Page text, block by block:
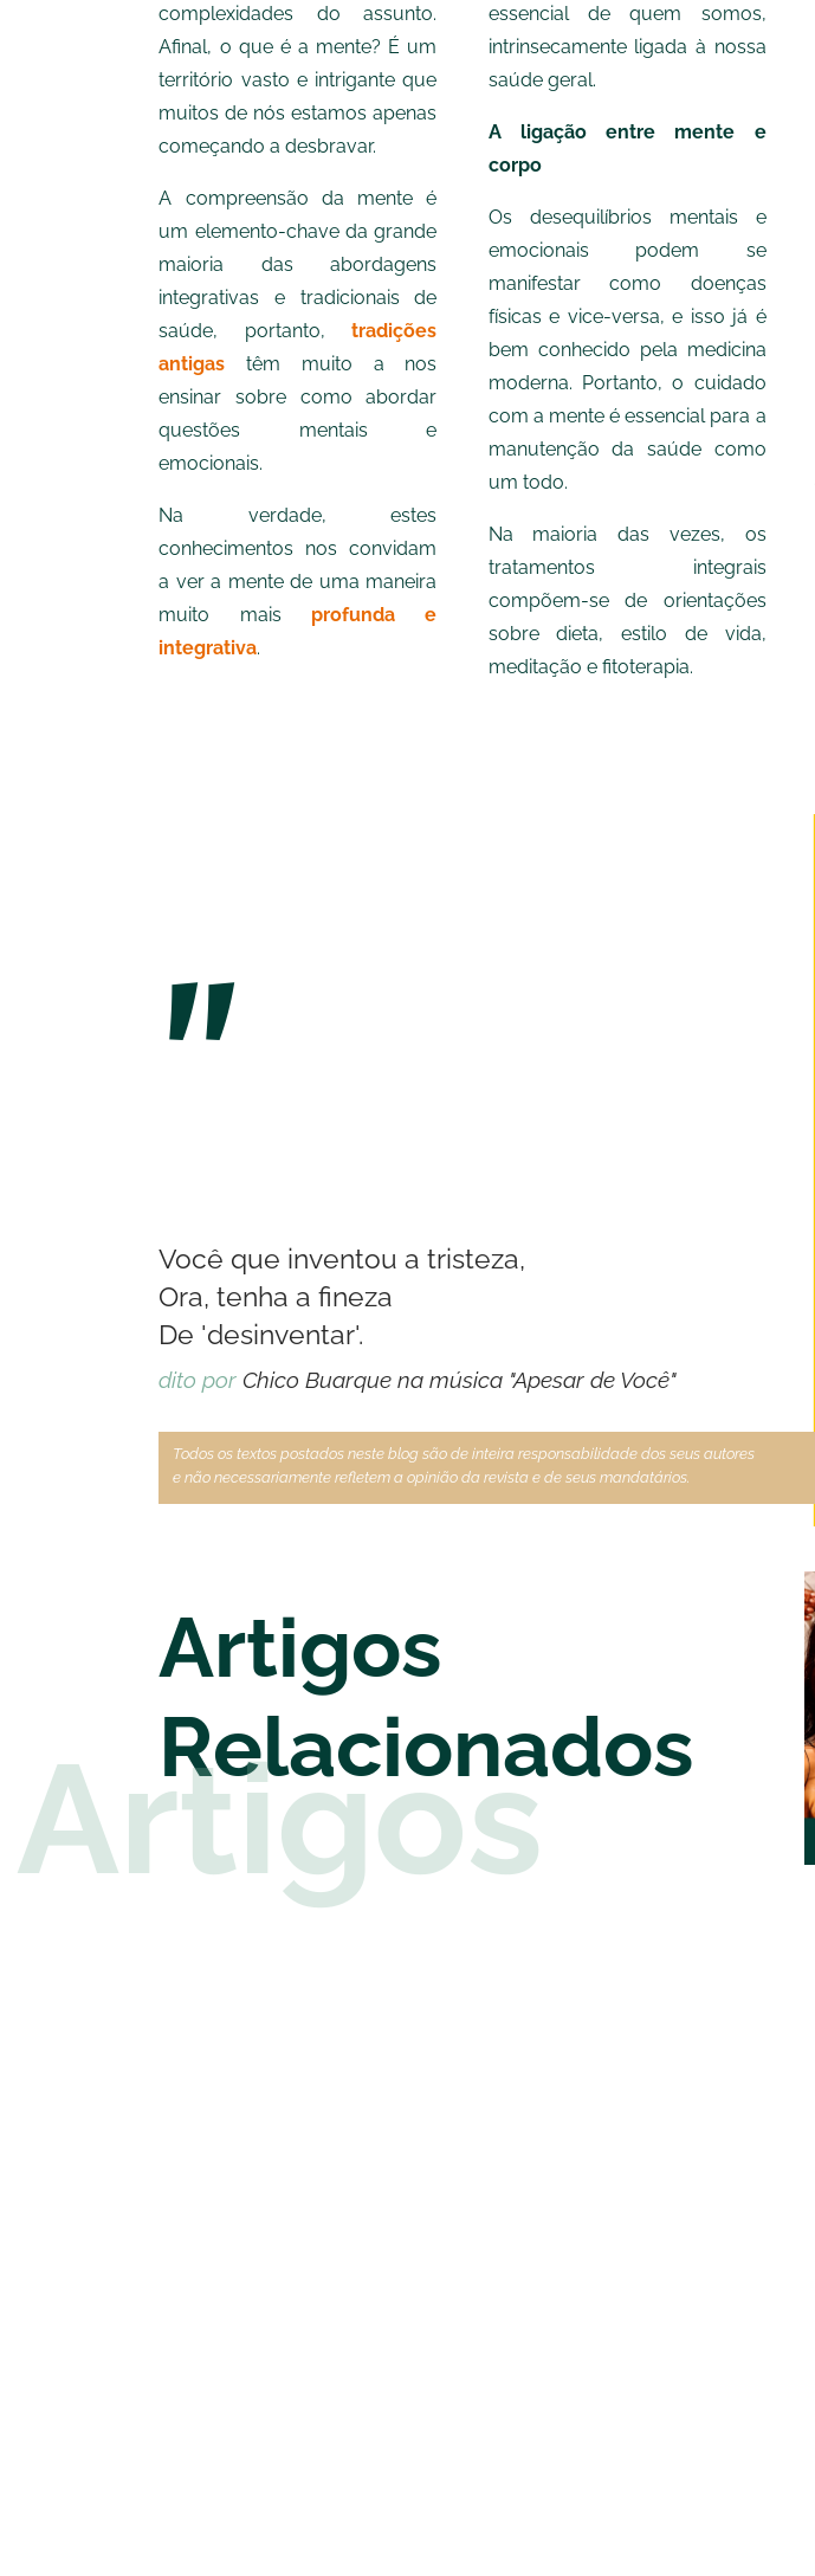
complexidades do assunto.
Afinal, o que é a mente? É um
território vasto e intrigante que
muitos de nós estamos apenas
começando a desbravar.
A compreensão da mente é
um elemento-chave da grande
maioria das abordagens
integrativas e tradicionais de
saúde, portanto,tradições
antigas têm muito a nos
ensinar sobre como abordar
questões mentais e
emocionais.
Na verdade, estes
conhecimentos nos convidam
a ver a mente de uma maneira
muito mais profunda e
integrativa.
essencial de quem somos,
intrinsecamente ligada à nossa
saúde geral.
A ligação entre mente e
corpo
Os desequilíbrios mentais e
emocionais podem se
manifestar como doenças
físicas e vice-versa, e isso já é
bem conhecido pela medicina
moderna. Portanto, o cuidado
com a mente é essencial para a
manutenção da saúde como
um todo.
Na maioria das vezes, os
tratamentos integrais
compõem-se de orientações
sobre dieta, estilo de vida,
meditação e fitoterapia.
"
Você que inventou a tristeza,
Ora, tenha a fineza
De 'desinventar'.
dito por Chico Buarque na música "Apesar de Você"
Todos os textos postados neste blog são de inteira responsabilidade dos seus autores
e não necessariamente refletem a opinião da revista e de seus mandatários.
Artigos
Relacionados
Artigos